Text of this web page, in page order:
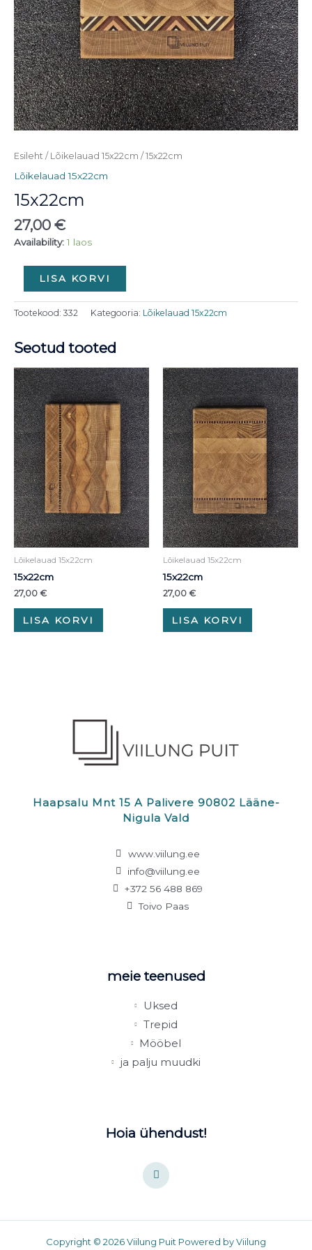
Esileht / Lõikelauad 15x22cm / 15x22cm
Lõikelauad 15x22cm
15x22cm
27,00 €
Availability: 1 laos
LISA KORVI
Tootekood: 332 Kategooria: Lõikelauad 15x22cm
Seotud tooted
Lõikelauad 15x22cm
15x22cm
27,00 €
LISA KORVI
Lõikelauad 15x22cm
15x22cm
27,00 €
LISA KORVI
Haapsalu Mnt 15 A Palivere 90802 Lääne-
Nigula Vald
www.viilung.ee
info@viilung.ee
+372 56 488 869
Toivo Paas
meie teenused
Uksed
Trepid
Mööbel
ja palju muudki
Hoia ühendust!
F
a
c
e
o
-
Copyright © 2026 Viilung Puit Powered by Viilung